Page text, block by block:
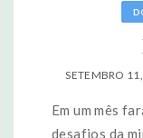
SETEMBRO
Em um mês
desafios da